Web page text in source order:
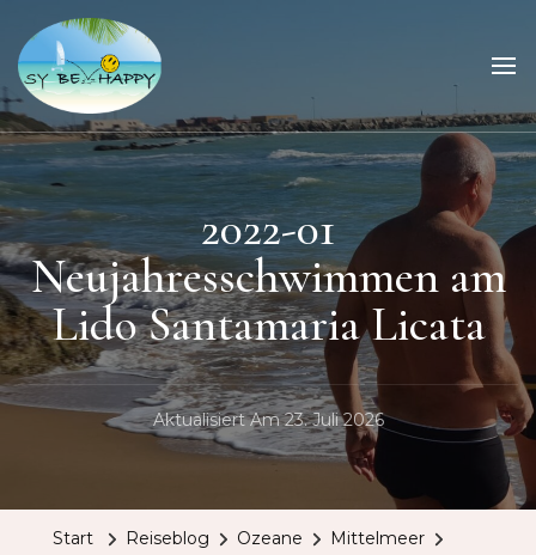
Sailing Be Happy
ein Traum wird wahr
2022-01
Neujahresschwimmen am
Lido Santamaria Licata
Aktualisiert Am23. Juli 2026
Start Reiseblog Ozeane
Mittelmeer